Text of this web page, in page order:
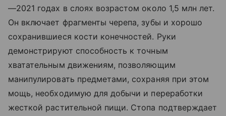
—2021 годах в слоях возрастом около 1,5 млн лет.
Он включает фрагменты черепа, зубы и хорошо
сохранившиеся кости конечностей. Руки
демонстрируют способность к точным
хватательным движениям, позволяющим
манипулировать предметами, сохраняя при этом
мощь, необходимую для добычи и переработки
жесткой растительной пищи. Стопа подтверждает